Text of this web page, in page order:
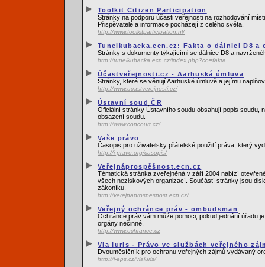
Toolkit Citizen Participation
Stránky na podporu účasti veřejnosti na rozhodování
Přispěvatelé a informace pocházejí z celého světa.
http://www.toolkitparticipation.nl/
Tunelkubacka.ecn.cz: Fakta o dálnici D8 a
Stránky s dokumenty týkajícími se dálnice D8 a
http://tunelkubacka.ecn.cz/index.php?co=fakta
Účastveřejnosti.cz - Aarhuská úmluva
Stránky, které se věnují Aarhuské úmluvě a jejímu
http://www.ucastverejnosti.cz/
Ústavní soud ČR
Oficiální stránky Ústavního soudu obsahují popis soudu,
obsazení soudu.
http://www.concourt.cz/
Vaše právo
Časopis pro uživatelsky přátelské použití práva, který
http://i-pravo.org/casopis/
Veřejnáprospěšnost.ecn.cz
Tématická stránka zveřejněná v září 2004 nabízí
všech neziskových organizací. Součástí stránky jsou
zákoníku.
http://verejnaprospesnost.ecn.cz/
Veřejný ochránce práv - ombudsman
Ochránce práv vám může pomoci, pokud jednání úřadu
orgány nečinné.
http://www.ochrance.cz
Via Iuris - Právo ve službách veřejného
Dvouměsíčník pro ochranu veřejných zájmů vydávaný
http://i-eps.cz/viaiuris/